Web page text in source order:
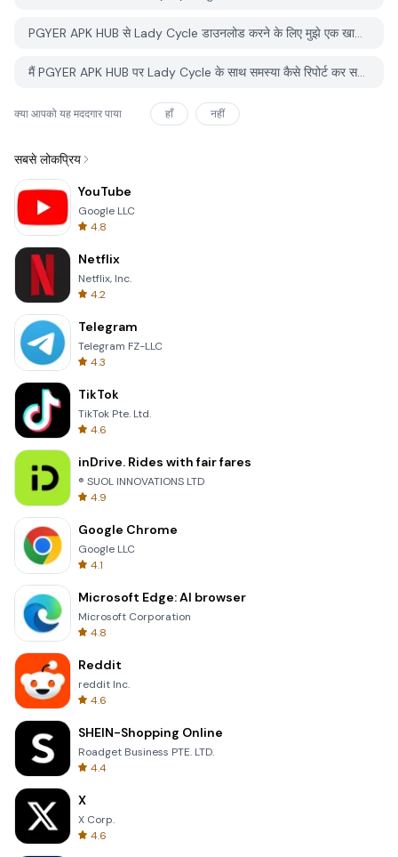
PGYER APK HUB से Lady Cycle डाउनलोड करने के लिए मुझे एक खाता चाहिए?
मैं PGYER APK HUB पर Lady Cycle के साथ समस्या कैसे रिपोर्ट कर सकता हूँ?
क्या आपको यह मददगार पाया हाँ नहीं
सबसे लोकप्रिय
YouTube
Google LLC
4.8
Netflix
Netflix, Inc.
4.2
Telegram
Telegram FZ-LLC
4.3
TikTok
TikTok Pte. Ltd.
4.6
inDrive. Rides with fair fares
® SUOL INNOVATIONS LTD
4.9
Google Chrome
Google LLC
4.1
Microsoft Edge: AI browser
Microsoft Corporation
4.8
Reddit
reddit Inc.
4.6
SHEIN-Shopping Online
Roadget Business PTE. LTD.
4.4
X
X Corp.
4.6